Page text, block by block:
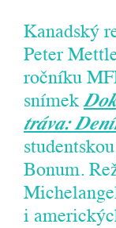
Kanadský
Peter
ročníku
snímek
tráva:
Bonum.
i